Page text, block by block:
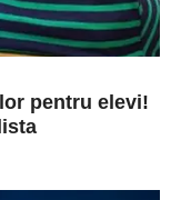
pentru elevi!